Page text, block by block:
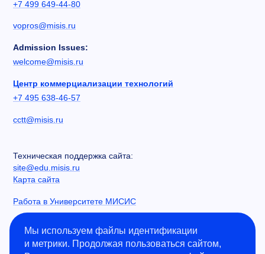
+7 499 649-44-80
vopros@misis.ru
Admission Issues:
welcome@misis.ru
Центр коммерциализации технологий
+7 495 638-46-57
cctt@misis.ru
Техническая поддержка сайта:
site@edu.misis.ru
Карта сайта
Работа в Университете МИСИС
Информация о закупках
Мы используем файлы идентификации
и метрики. Продолжая пользоваться сайтом,